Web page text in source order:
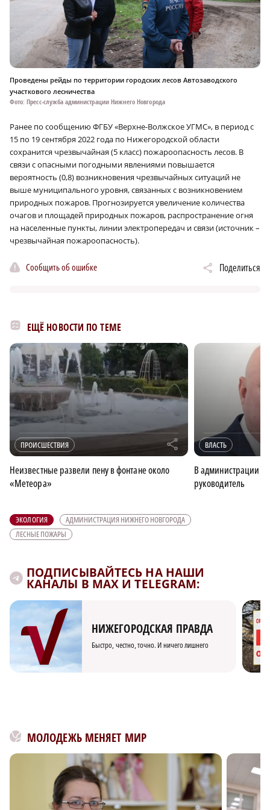
Проведены рейды по территории городских лесов Автозаводского
участкового лесничества
Фото: Пресс-служба администрации Нижнего Новгорода
Ранее по сообщению ФГБУ «Верхне-Волжское УГМС», в период с
15 по 19 сентября 2022 года по Нижегородской области
сохранится чрезвычайная (5 класс) пожароопасность лесов. В
связи с опасными погодными явлениями повышается
вероятность (0,8) возникновения чрезвычайных ситуаций не
выше муниципального уровня, связанных с возникновением
природных пожаров. Прогнозируется увеличение количества
очагов и площадей природных пожаров, распространение огня
на населенные пункты, линии электропередач и связи (источник –
чрезвычайная пожароопасность).
Сообщить об ошибке Поделиться
ЕЩЁ НОВОСТИ ПО ТЕМЕ
ПРОИСШЕСТВИЯ r
Неизвестные развели пену в фонтане около
«Метеора»
ВЛАСТЬ
В администрации
руководитель
ЭКОЛОГИЯ
АДМИНИСТРАЦИЯ НИЖНЕГО НОВГОРОДА
ЛЕСНЫЕ ПОЖАРЫ
ПОДПИСЫВАЙТЕСЬ НА НАШИ
КАНАЛЫ В MAX И TELEGRAM:
НИЖЕГОРОДСКАЯ ПРАВДА
Быстро, честно, точно. И ничего лишнего
МОЛОДЕЖЬ МЕНЯЕТ МИР